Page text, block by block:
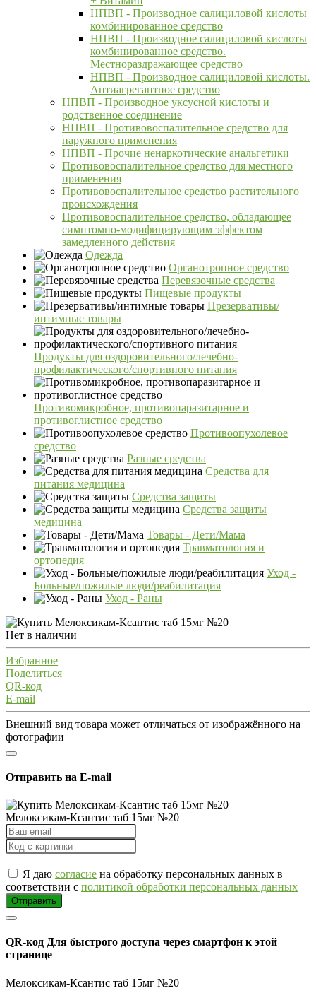
НПВП - Производное салициловой кислоты
комбинированное средство
НПВП - Производное салициловой кислоты
комбинированное средство.
Местнораздражающее средство
НПВП - Производное салициловой кислоты.
Антиагрегантное средство
НПВП - Производное уксусной кислоты и
родственное соединение
НПВП - Противовоспалительное средство для
наружного применения
НПВП - Прочие ненаркотические анальгетики
Противовоспалительное средство для местного
применения
Противовоспалительное средство растительного
происхождения
Противовоспалительное средство, обладающее
симптомно-модифицирующим эффектом
замедленного действия
Одежда
Органотропное средство
Перевязочные средства
Пищевые продукты
Презервативы/
интимные товары
Продукты для оздоровительного/лечебно-
профилактического/спортивного питания
Противомикробное, противопаразитарное и
противоглистное средство
Противоопухолевое
средство
Разные средства
Средства для
питания медицина
Средства защиты
Средства защиты
медицина
Товары - Дети/Мама
Травматология и
ортопедия
Уход -
Больные/пожилые люди/реабилитация
Уход - Раны
Нет в наличии
Избранное
Поделиться
QR-код
E-mail
Внешний вид товара может отличаться от изображённого на
фотографии
Отправить на E-mail
Мелоксикам-Ксантис таб 15мг №20
Я даю согласие на обработку персональных данных в
соответствии с политикой обработки персональных данных
Отправить
QR-код Для быстрого доступа через смартфон к этой
странице
Мелоксикам-Ксантис таб 15мг №20